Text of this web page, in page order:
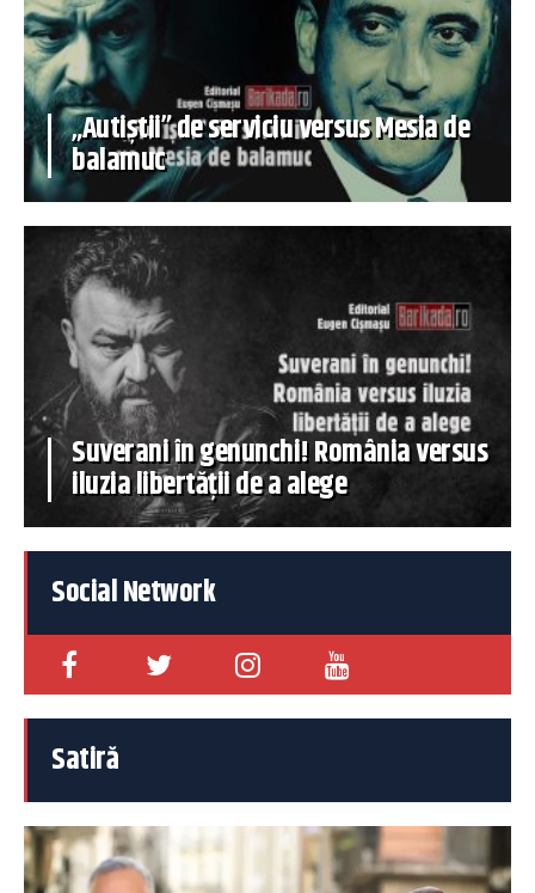
„Autiștii” de serviciu versus Mesia de
balamuc
Suverani în genunchi! România versus
iluzia libertății de a alege
Social Network
Satiră